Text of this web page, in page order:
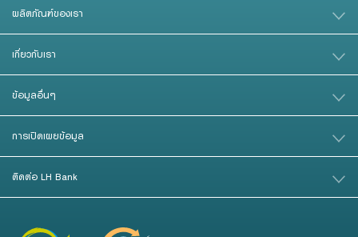
ผลิตภัณฑ์ของเรา
เกี่ยวกับเรา
ข้อมูลอื่นๆ
การเปิดเผยข้อมูล
ติดต่อ LH Bank